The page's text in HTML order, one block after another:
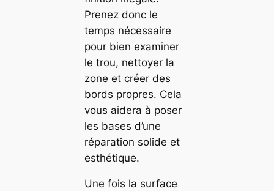
Prenez donc le
temps nécessaire
pour bien examiner
le trou, nettoyer la
zone et créer des
bords propres. Cela
vous aidera à poser
les bases d’une
réparation solide et
esthétique.
Une fois la surface